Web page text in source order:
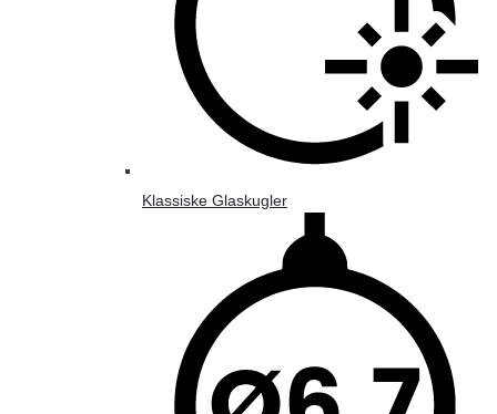
Klassiske Glaskugler